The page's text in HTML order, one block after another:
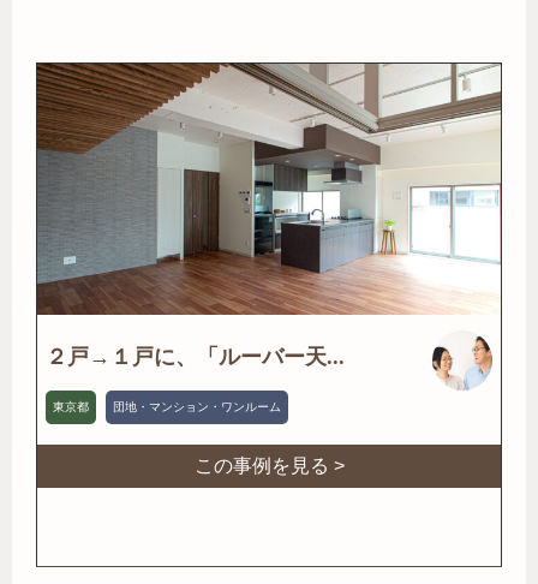
２戸→１戸に、「ルーバー天...
東京都 団地・マンション・ワンルーム
この事例を見る >